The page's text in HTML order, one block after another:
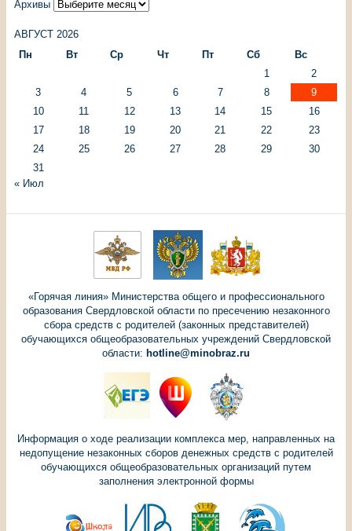
Архивы
АВГУСТ 2026
Пн
Вт Ср Чт Пт Сб
Вс
1
2
3
4 5 6 7 8
9
10
11 12 13 14 15
16
17
18 19 20 21 22
23
24
25 26 27 28 29
30
31
« Июл
«Горячая линия» Министерства общего и профессионального
образования Свердловской области по пресечению незаконного
сбора средств с родителей (законных представителей)
обучающихся общеобразовательных учреждений Свердловской
области: hotline@minobraz.ru
Информация о ходе реализации комплекса мер, направленных на
недопущение незаконных сборов денежных средств с родителей
обучающихся общеобразовательных организаций путем
заполнения электронной формы